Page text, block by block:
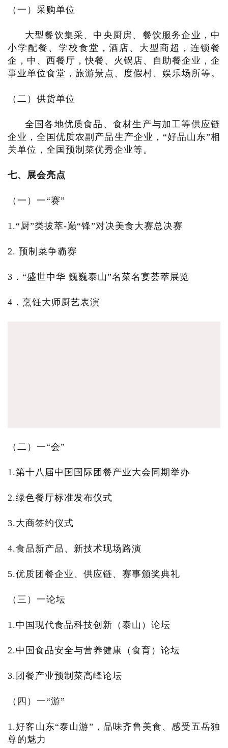
（一）采购单位
大型餐饮集采、中央厨房、餐饮服务企业，中
小学配餐、学校食堂，酒店、大型商超，连锁餐
企，中、西餐厅，快餐、火锅店、自助餐企业，企
事业单位食堂，旅游景点、度假村、娱乐场所等。
（二）供货单位
全国各地优质食品、食材生产与加工等供应链
企业，全国优质农副产品生产企业，“好品山东”相
关单位，全国预制菜优秀企业等。
七、展会亮点
（一）一“赛”
1.“厨”类拔萃-巅“锋”对决美食大赛总决赛
2. 预制菜争霸赛
3．“盛世中华 巍巍泰山”名菜名宴荟萃展览
4．烹饪大师厨艺表演
（二）一“会”
1.第十八届中国国际团餐产业大会同期举办
2.绿色餐厅标准发布仪式
3.大商签约仪式
4.食品新产品、新技术现场路演
5.优质团餐企业、供应链、赛事颁奖典礼
（三）一论坛
1.中国现代食品科技创新（泰山）论坛
2.中国食品安全与营养健康（食育）论坛
3.团餐产业预制菜高峰论坛
（四）一“游”
1.好客山东“泰山游”，品味齐鲁美食、感受五岳独
尊的魅力